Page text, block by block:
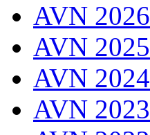
AVN 2026
AVN 2025
AVN 2024
AVN 2023